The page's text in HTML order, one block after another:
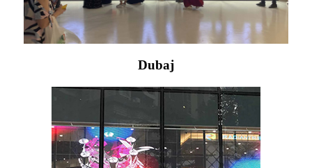
Dubaj